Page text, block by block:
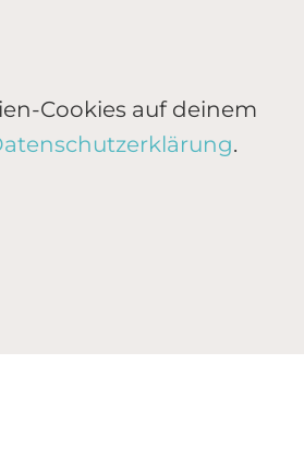
Cookies auf deinem
.